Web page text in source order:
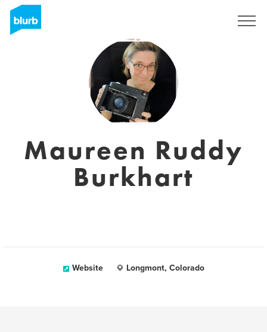
Maureen Ruddy
Burkhart
Website Longmont, Colorado